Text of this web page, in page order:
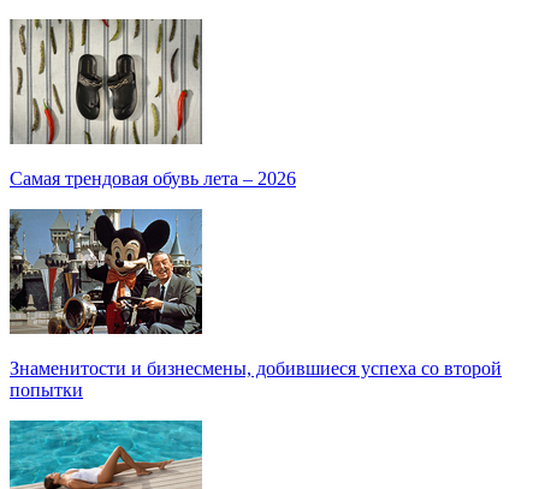
Самая трендовая обувь лета – 2026
Знаменитости и бизнесмены, добившиеся успеха со второй
попытки